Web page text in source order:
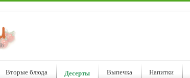
Вторые блюда Десерты Выпечка Напитки